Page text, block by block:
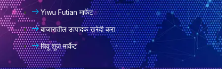
Yiwu Futian मार्केट
बाजारातील उत्पादक खरेदी करा
यिवू शूज मार्केट